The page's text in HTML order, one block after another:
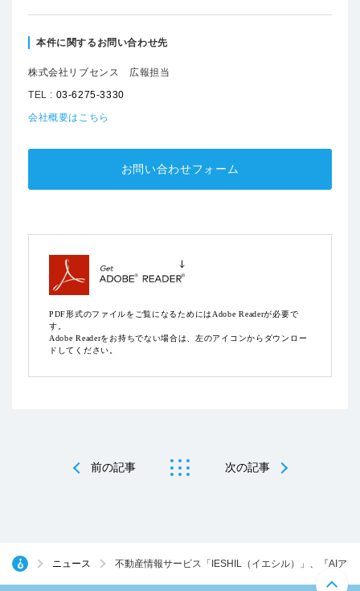
本件に関するお問い合わせ先
株式会社リブセンス 広報担当
TEL : 03-6275-3330
会社概要はこちら
お問い合わせフォーム
PDF形式のファイルをご覧になるためにはAdobe Readerが必要で
す。
Adobe Readerをお持ちでない場合は、左のアイコンからダウンロー
ドしてください。
前の記事 次の記事
ニュース 不動産情報サービス「IESHIL（イエシル）」、『AIア